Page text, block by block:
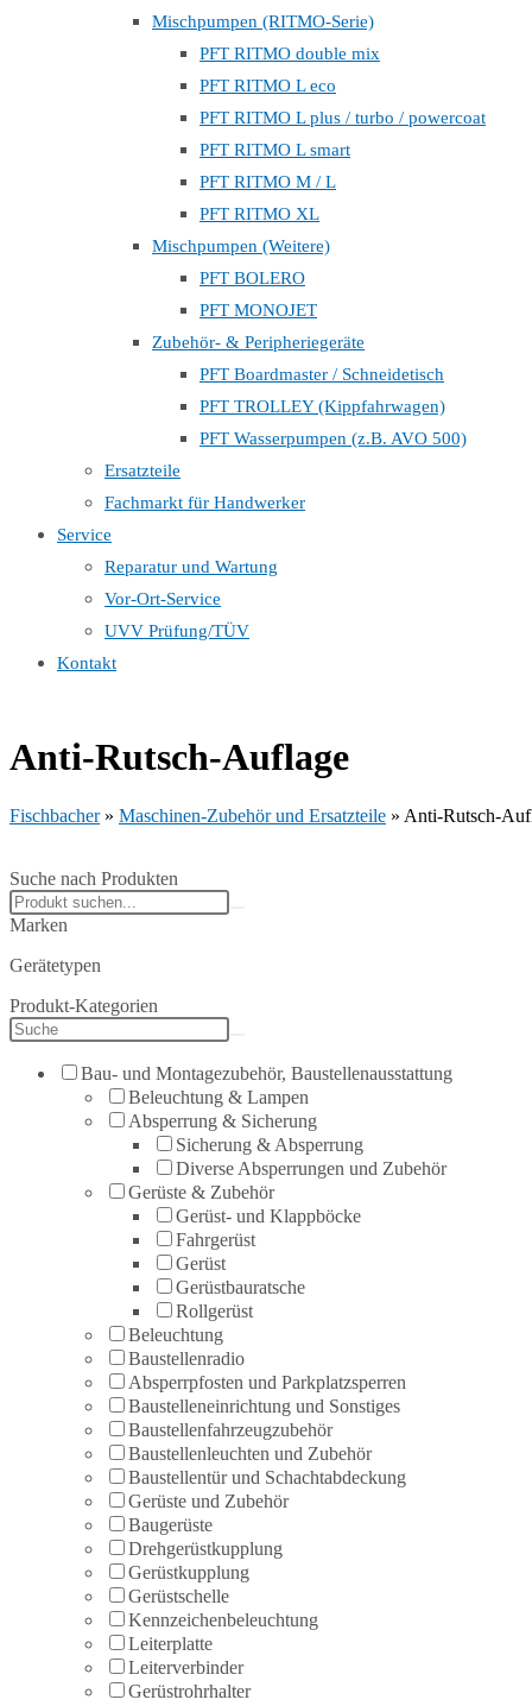
Mischpumpen (RITMO-Serie)
PFT RITMO double mix
PFT RITMO L eco
PFT RITMO L plus / turbo / powercoat
PFT RITMO L smart
PFT RITMO M / L
PFT RITMO XL
Mischpumpen (Weitere)
PFT BOLERO
PFT MONOJET
Zubehör- & Peripheriegeräte
PFT Boardmaster / Schneidetisch
PFT TROLLEY (Kippfahrwagen)
PFT Wasserpumpen (z.B. AVO 500)
Ersatzteile
Fachmarkt für Handwerker
Service
Reparatur und Wartung
Vor-Ort-Service
UVV Prüfung/TÜV
Kontakt
Anti-Rutsch-Auflage
Fischbacher» Maschinen-Zubehör und Ersatzteile » Anti-Rutsch-
Suche nach Produkten
Search
products:
Marken
Gerätetypen
Produkt-Kategorien
Bau- und Montagezubehör, Baustellenausstattung
Beleuchtung & Lampen
Absperrung & Sicherung
Sicherung & Absperrung
Diverse Absperrungen und Zubehör
Gerüste & Zubehör
Gerüst- und Klappböcke
Fahrgerüst
Gerüst
Gerüstbauratsche
Rollgerüst
Beleuchtung
Baustellenradio
Absperrpfosten und Parkplatzsperren
Baustelleneinrichtung und Sonstiges
Baustellenfahrzeugzubehör
Baustellenleuchten und Zubehör
Baustellentür und Schachtabdeckung
Gerüste und Zubehör
Baugerüste
Drehgerüstkupplung
Gerüstkupplung
Gerüstschelle
Kennzeichenbeleuchtung
Leiterplatte
Leiterverbinder
Gerüstrohrhalter